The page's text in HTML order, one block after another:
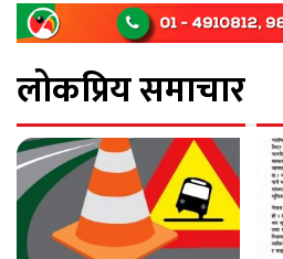
लोकप्रिय समाचार